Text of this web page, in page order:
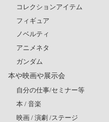
コレクションアイテム
フィギュア
ノベルティ
アニメネタ
ガンダム
本や映画や展示会
自分の仕事/セミナー等
本 / 音楽
映画 / 演劇 /ステージ